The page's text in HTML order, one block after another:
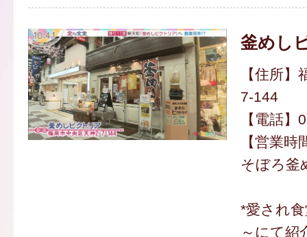
釜めし
【住所
7-144
【電話
【営業
そぼろ釜
*愛され
～にて紹